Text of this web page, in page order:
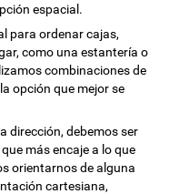
espacial.
para ordenar cajas,
como una estantería o
combinaciones de
opción que mejor se
dirección, debemos ser
más encaje a lo que
orientarnos de alguna
cartesiana,